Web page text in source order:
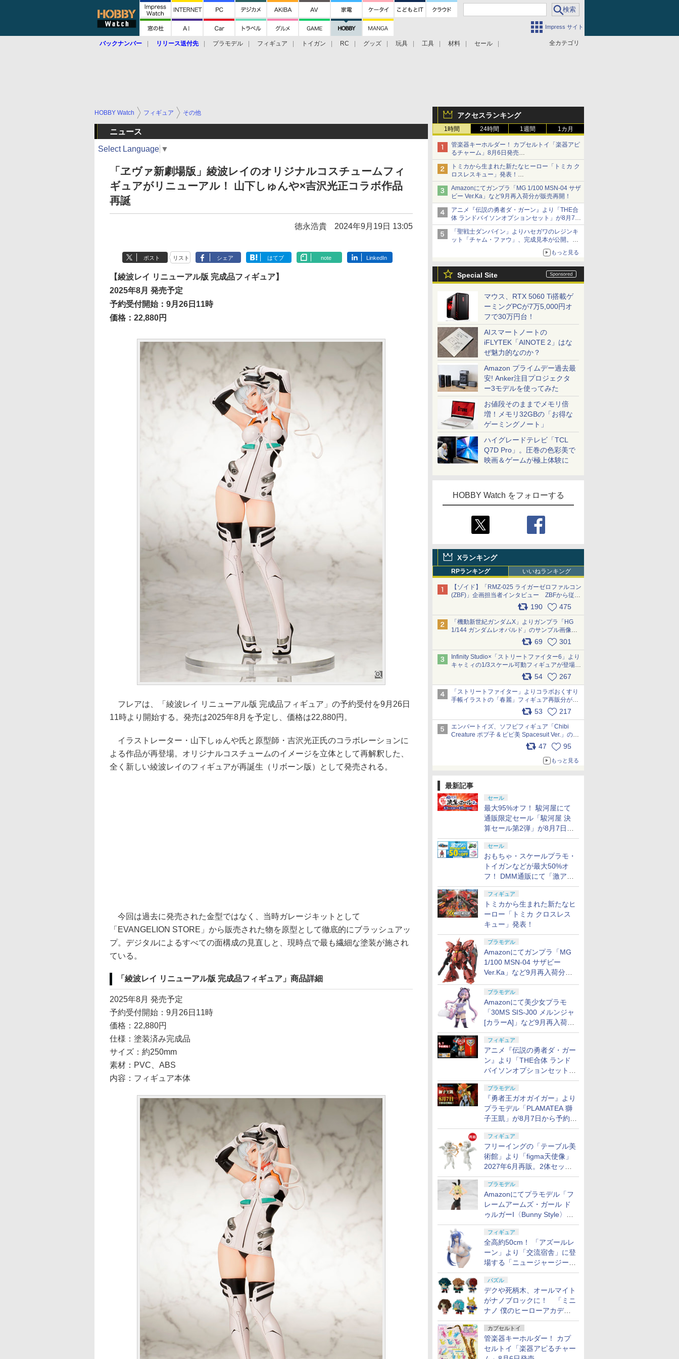
Impress サイト
全カテゴリ
バックナンバー リリース送付先 プラモデル フィギュア トイガン RC グッズ 玩具 工具 材料 セール
アクセスランキング
1時間 24時間 1週間 1カ月
管楽器キーホルダー！ カプセルトイ「楽器アピ
るチャーム」8月6日発売
チューバ、テナサクなど5種各3色
トミカから生まれた新たなヒーロー「トミカ ク
ロスレスキュー」発表！
詳細は後日公開予定
Amazonにてガンプラ「MG 1/100 MSN-04 サザ
ビー Ver.Ka」など9月再入荷分が販売再開！
アニメ『伝説の勇者ダ・ガーン』より「THE合
体 ランドバイソンオプションセット」が8月7日
から予約受付開始！
「聖戦士ダンバイン」よりハセガワのレジンキ
ット「チャム・ファウ」、完成見本が公開。9
もっと見る
Special Site
マウス、RTX 5060 Ti搭載ゲ
ーミングPCが7万5,000円オ
フで30万円台！
AIスマートノートの
iFLYTEK「AINOTE 2」はな
ぜ魅力的なのか？
Amazon プライムデー過去最
安! Anker注目プロジェクタ
ー3モデルを使ってみた
お値段そのままでメモリ倍
増！メモリ32GBの「お得な
ゲーミングノート」
ハイグレードテレビ「TCL
Q7D Pro」。圧巻の色彩美で
映画＆ゲームが極上体験に
HOBBY Watch をフォローする
Xランキング
RPランキング いいねランキング
【ゾイド】「RMZ-025 ライガーゼロファルコン
(ZBF)」企画担当者インタビュー ZBFから従来
デザインまで再現可能なボリューム満点のキッ
ト pic.x.com/6zOqQAQKkX
190 475
「機動新世紀ガンダムX」よりガンプラ「HG
1/144 ガンダムレオパルド」のサンプル画像が
69 301
Infinity Studio×「ストリートファイター6」より
キャミィの1/3スケール可動フィギュアが登場
54 267
「ストリートファイター」よりコラボおくすり
手帳イラストの「春麗」フィギュア再販分が本
日出荷開始 pic.x.com/toUc1MHr41
53 217
エンバートイズ、ソフビフィギュア「Chibi
Creature ポプ子 & ピピ美 Spacesuit Ver.」の発
売中止を発表 pic.x.com/Ri45iFeYjn
47 95
もっと見る
最新記事
セール
最大95%オフ！ 駿河屋にて
通販限定セール「駿河屋 決
算セール第2弾」が8月7日12
時より開催
セール
おもちゃ・スケールプラモ・
トイガンなどが最大50%オ
フ！ DMM通販にて「激ア
ツ！おもちゃ・ホビー夏セー
ル」が開催
フィギュア
トミカから生まれた新たなヒ
ーロー「トミカ クロスレス
キュー」発表！
プラモデル
Amazonにてガンプラ「MG
1/100 MSN-04 サザビー
Ver.Ka」など9月再入荷分が
プラモデル
Amazonにて美少女プラモ
「30MS SIS-J00 メルンジャ
[カラーA]」など9月再入荷分
が販売再開！
フィギュア
アニメ『伝説の勇者ダ・ガー
ン』より「THE合体 ランド
バイソンオプションセット」
が8月7日から予約受付開始！
プラモデル
『勇者王ガオガイガー』より
プラモデル「PLAMATEA 獅
子王凱」が8月7日から予約受
付開始！
フィギュア
フリーイングの「テーブル美
術館」より「figma天使像」
2027年6月再販。2体セット
で小便小僧にも
プラモデル
Amazonにてプラモデル「フ
レームアームズ・ガール ド
ゥルガーI〈Bunny Style〉」
が予約受付再開！
フィギュア
全高約50cm！ 「アズールレ
ーン」より「交流宿舎」に登
場する「ニュージャージー」
が1/3スケールフィギュアで
登場
パズル
デクや死柄木、オールマイト
がナノブロックに！ 「ミニ
ナノ 僕のヒーローアカデミ
ア」9月再販
カプセルトイ
管楽器キーホルダー！ カプ
セルトイ「楽器アピるチャー
HOBBY Watch フィギュア その他
ニュース
Select Language ▼
「ヱヴァ新劇場版」綾波レイのオリジナルコスチュームフィ
ギュアがリニューアル！ 山下しゅんや×吉沢光正コラボ作品
再誕
徳永浩貴 2024年9月19日 13:05
ポスト リスト シェア はてブ note LinkedIn
【綾波レイ リニューアル版 完成品フィギュア】
2025年8月 発売予定
予約受付開始：9月26日11時
価格：22,880円
フレアは、「綾波レイ リニューアル版 完成品フィギュア」の予約受付を9月26日
11時より開始する。発売は2025年8月を予定し、価格は22,880円。
イラストレーター・山下しゅんや氏と原型師・吉沢光正氏のコラボレーションに
よる作品が再登場。オリジナルコスチュームのイメージを立体として再解釈した、
全く新しい綾波レイのフィギュアが再誕生（リボーン版）として発売される。
今回は過去に発売された金型ではなく、当時ガレージキットとして
「EVANGELION STORE」から販売された物を原型として徹底的にブラッシュアッ
プ。デジタルによるすべての面構成の見直しと、現時点で最も繊細な塗装が施され
ている。
「綾波レイ リニューアル版 完成品フィギュア」商品詳細
2025年8月 発売予定
予約受付開始：9月26日11時
価格：22,880円
仕様：塗装済み完成品
サイズ：約250mm
素材：PVC、ABS
内容：フィギュア本体